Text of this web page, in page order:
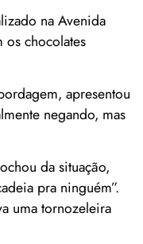
na Avenida
os chocolates
apresentou
negando, mas
da situação,
pra ninguém”.
uma tornozeleira